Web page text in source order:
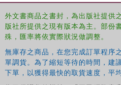
Debates in Modern Philosophy
different interpretations of key
philosophy, and provide a
positions in these debates.
外文書商品之書封，為出版社提供
版社所提供之現有版本為主。部份
殊，匯率將依實際狀況做調整。
無庫存之商品，在您完成訂單程序
單調貨。為了縮短等待的時間，建
下單，以獲得最快的取貨速度，平